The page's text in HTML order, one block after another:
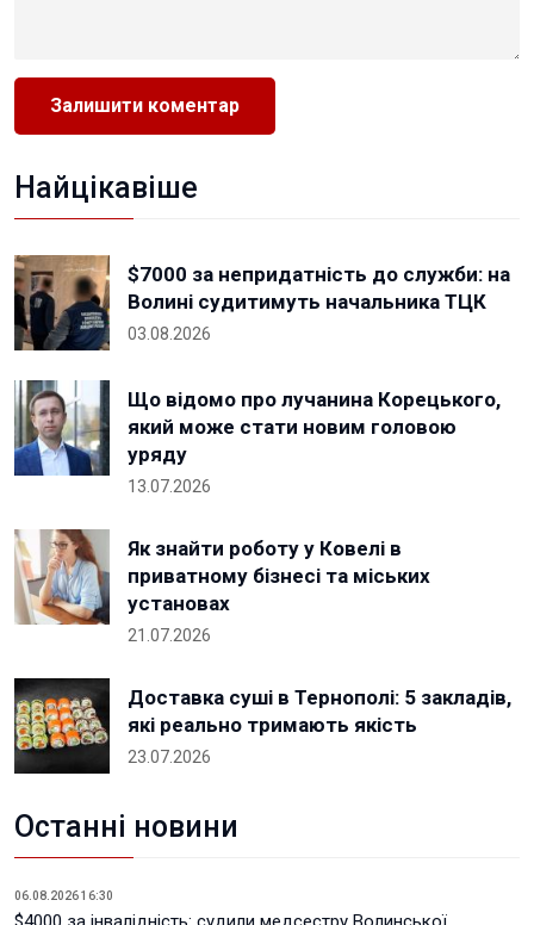
Найцікавіше
$7000 за непридатність до служби: на
Волині судитимуть начальника ТЦК
03.08.2026
Що відомо про лучанина Корецького,
який може стати новим головою
уряду
13.07.2026
Як знайти роботу у Ковелі в
приватному бізнесі та міських
установах
21.07.2026
Доставка суші в Тернополі: 5 закладів,
які реально тримають якість
23.07.2026
Останні новини
06.08.2026 16:30